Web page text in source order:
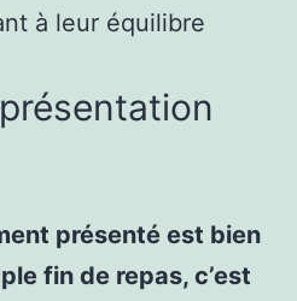
à leur équilibre
présenté est bien
fin de repas, c’est